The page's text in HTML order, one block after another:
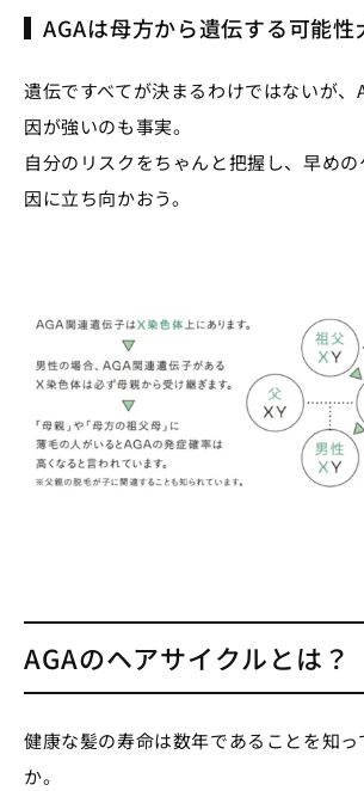
AGAは母方から遺伝する可能性
遺伝ですべてが決まるわけではないが、
因が強いのも事実。
自分のリスクをちゃんと把握し、早め
因に立ち向かおう。
AGAのヘアサイクルとは？
健康な髪の寿命は数年であることを知っ
か。